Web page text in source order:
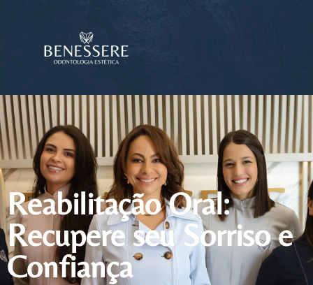
Reabilitação Oral:
Recupere seu Sorriso e
Confiança